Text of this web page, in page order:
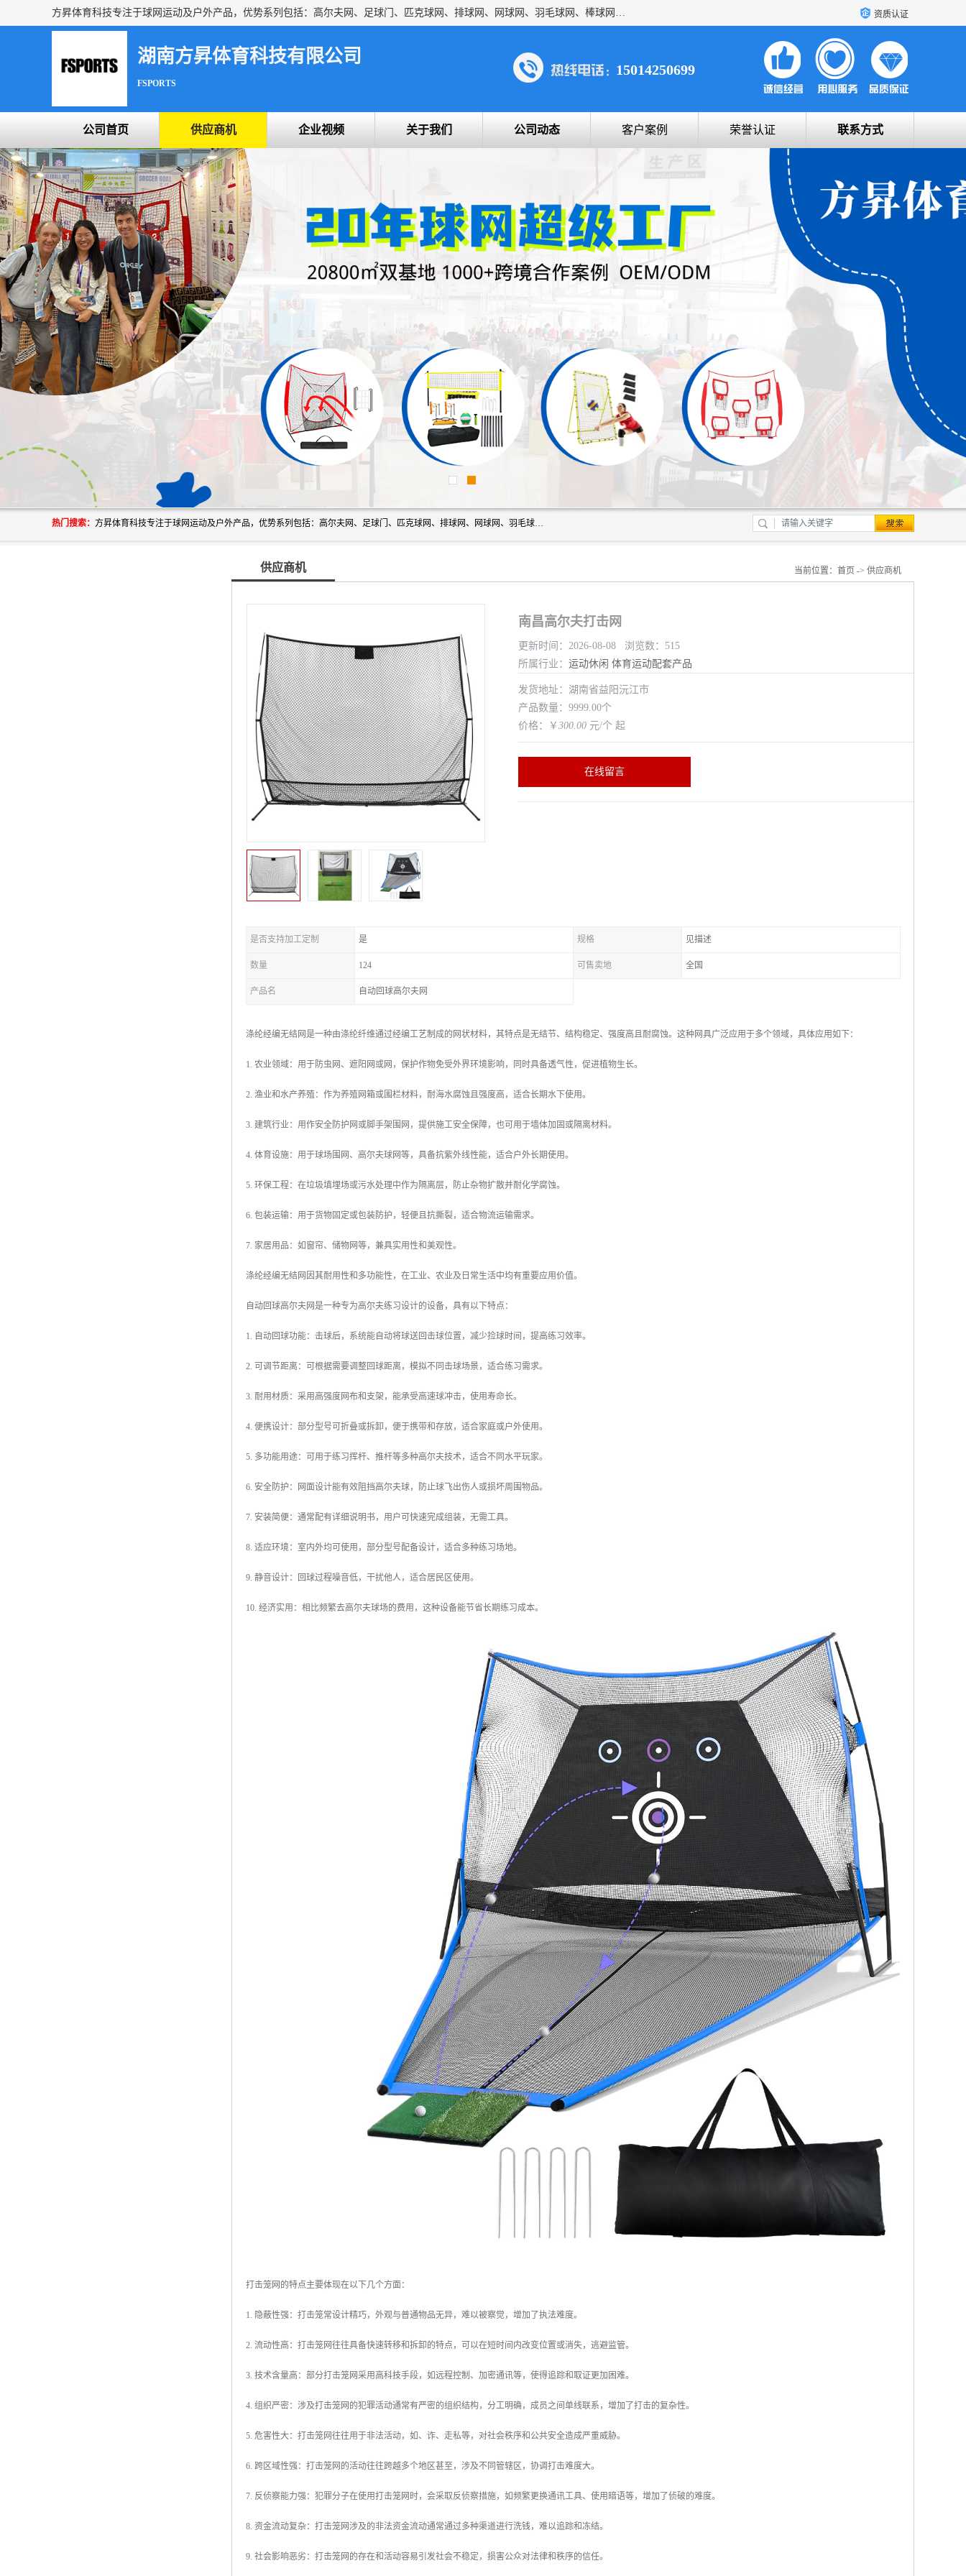
方昇体育科技专注于球网运动及户外产品，优势系列包括：高尔夫网、足球门、匹克球网、排球网、网球网、羽毛球网、棒球网、橄榄球网、乒乓球网、反弹网、冰球门、草地曲棍球门。 资质认证
湖南方昇体育科技有限公司
FSPORTS
15014250699
公司首页 供应商机 企业视频 关于我们 公司动态 客户案例 荣誉认证 联系方式
热门搜索： 方昇体育科技专注于球网运动及户外产品，优势系列包括：高尔夫网、足球门、匹克球网、排球网、网球网、羽毛球网、棒球网、橄榄球网、乒乓球网、反弹网、冰球门、草地曲棍球门。
供应商机 当前位置： 首页 -> 供应商机
南昌高尔夫打击网
更新时间：2026-08-08 浏览数：515
所属行业： 运动休闲 体育运动配套产品
发货地址：湖南省益阳沅江市
产品数量：9999.00个
价格：￥ 300.00 元/个 起
在线留言
是否支持加工定制 是 规格 见描述
数量 124 可售卖地 全国
产品名 自动回球高尔夫网
涤纶经编无结网是一种由涤纶纤维通过经编工艺制成的网状材料，其特点是无结节、结构稳定、强度高且耐腐蚀。这种网具广泛应用于多个领域，具体应用如下：
1. 农业领域：用于防虫网、遮阳网或网，保护作物免受外界环境影响，同时具备透气性，促进植物生长。
2. 渔业和水产养殖：作为养殖网箱或围栏材料，耐海水腐蚀且强度高，适合长期水下使用。
3. 建筑行业：用作安全防护网或脚手架围网，提供施工安全保障，也可用于墙体加固或隔离材料。
4. 体育设施：用于球场围网、高尔夫球网等，具备抗紫外线性能，适合户外长期使用。
5. 环保工程：在垃圾填埋场或污水处理中作为隔离层，防止杂物扩散并耐化学腐蚀。
6. 包装运输：用于货物固定或包装防护，轻便且抗撕裂，适合物流运输需求。
7. 家居用品：如窗帘、储物网等，兼具实用性和美观性。
涤纶经编无结网因其耐用性和多功能性，在工业、农业及日常生活中均有重要应用价值。
自动回球高尔夫网是一种专为高尔夫练习设计的设备，具有以下特点：
1. 自动回球功能：击球后，系统能自动将球送回击球位置，减少捡球时间，提高练习效率。
2. 可调节距离：可根据需要调整回球距离，模拟不同击球场景，适合练习需求。
3. 耐用材质：采用高强度网布和支架，能承受高速球冲击，使用寿命长。
4. 便携设计：部分型号可折叠或拆卸，便于携带和存放，适合家庭或户外使用。
5. 多功能用途：可用于练习挥杆、推杆等多种高尔夫技术，适合不同水平玩家。
6. 安全防护：网面设计能有效阻挡高尔夫球，防止球飞出伤人或损坏周围物品。
7. 安装简便：通常配有详细说明书，用户可快速完成组装，无需工具。
8. 适应环境：室内外均可使用，部分型号配备设计，适合多种练习场地。
9. 静音设计：回球过程噪音低，干扰他人，适合居民区使用。
10. 经济实用：相比频繁去高尔夫球场的费用，这种设备能节省长期练习成本。
打击笼网的特点主要体现在以下几个方面：
1. 隐蔽性强：打击笼常设计精巧，外观与普通物品无异，难以被察觉，增加了执法难度。
2. 流动性高：打击笼网往往具备快速转移和拆卸的特点，可以在短时间内改变位置或消失，逃避监管。
3. 技术含量高：部分打击笼网采用高科技手段，如远程控制、加密通讯等，使得追踪和取证更加困难。
4. 组织严密：涉及打击笼网的犯罪活动通常有严密的组织结构，分工明确，成员之间单线联系，增加了打击的复杂性。
5. 危害性大：打击笼网往往用于非法活动，如、诈、走私等，对社会秩序和公共安全造成严重威胁。
6. 跨区域性强：打击笼网的活动往往跨越多个地区甚至，涉及不同管辖区，协调打击难度大。
7. 反侦察能力强：犯罪分子在使用打击笼网时，会采取反侦察措施，如频繁更换通讯工具、使用暗语等，增加了侦破的难度。
8. 资金流动复杂：打击笼网涉及的非法资金流动通常通过多种渠道进行洗钱，难以追踪和冻结。
9. 社会影响恶劣：打击笼网的存在和活动容易引发社会不稳定，损害公众对法律和秩序的信任。